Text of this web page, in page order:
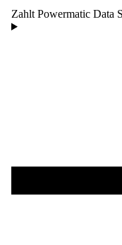
Zahlt Powermatic Data